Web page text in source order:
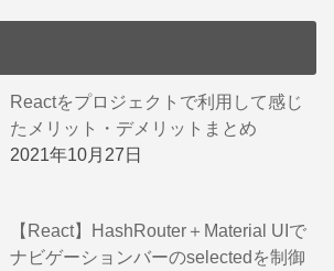
Reactをプロジェクトで利用して感じ
たメリット・デメリットまとめ
2021年10月27日
【React】HashRouter＋Material UIで
ナビゲーションバーのselectedを制御